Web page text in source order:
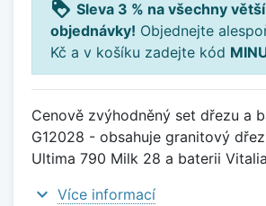
loyalty Sleva 3 % na všechny větší
objednávky! Objednejte
Kč a v košíku zadejte kód
Cenově zvýhodněný set dřezu a
G12028 - obsahuje granitový
Ultima 790 Milk 28 a baterii
expand_more Více informací